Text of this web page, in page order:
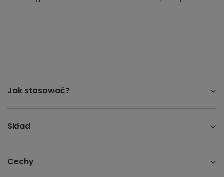
Jak stosować?
Skład
Cechy